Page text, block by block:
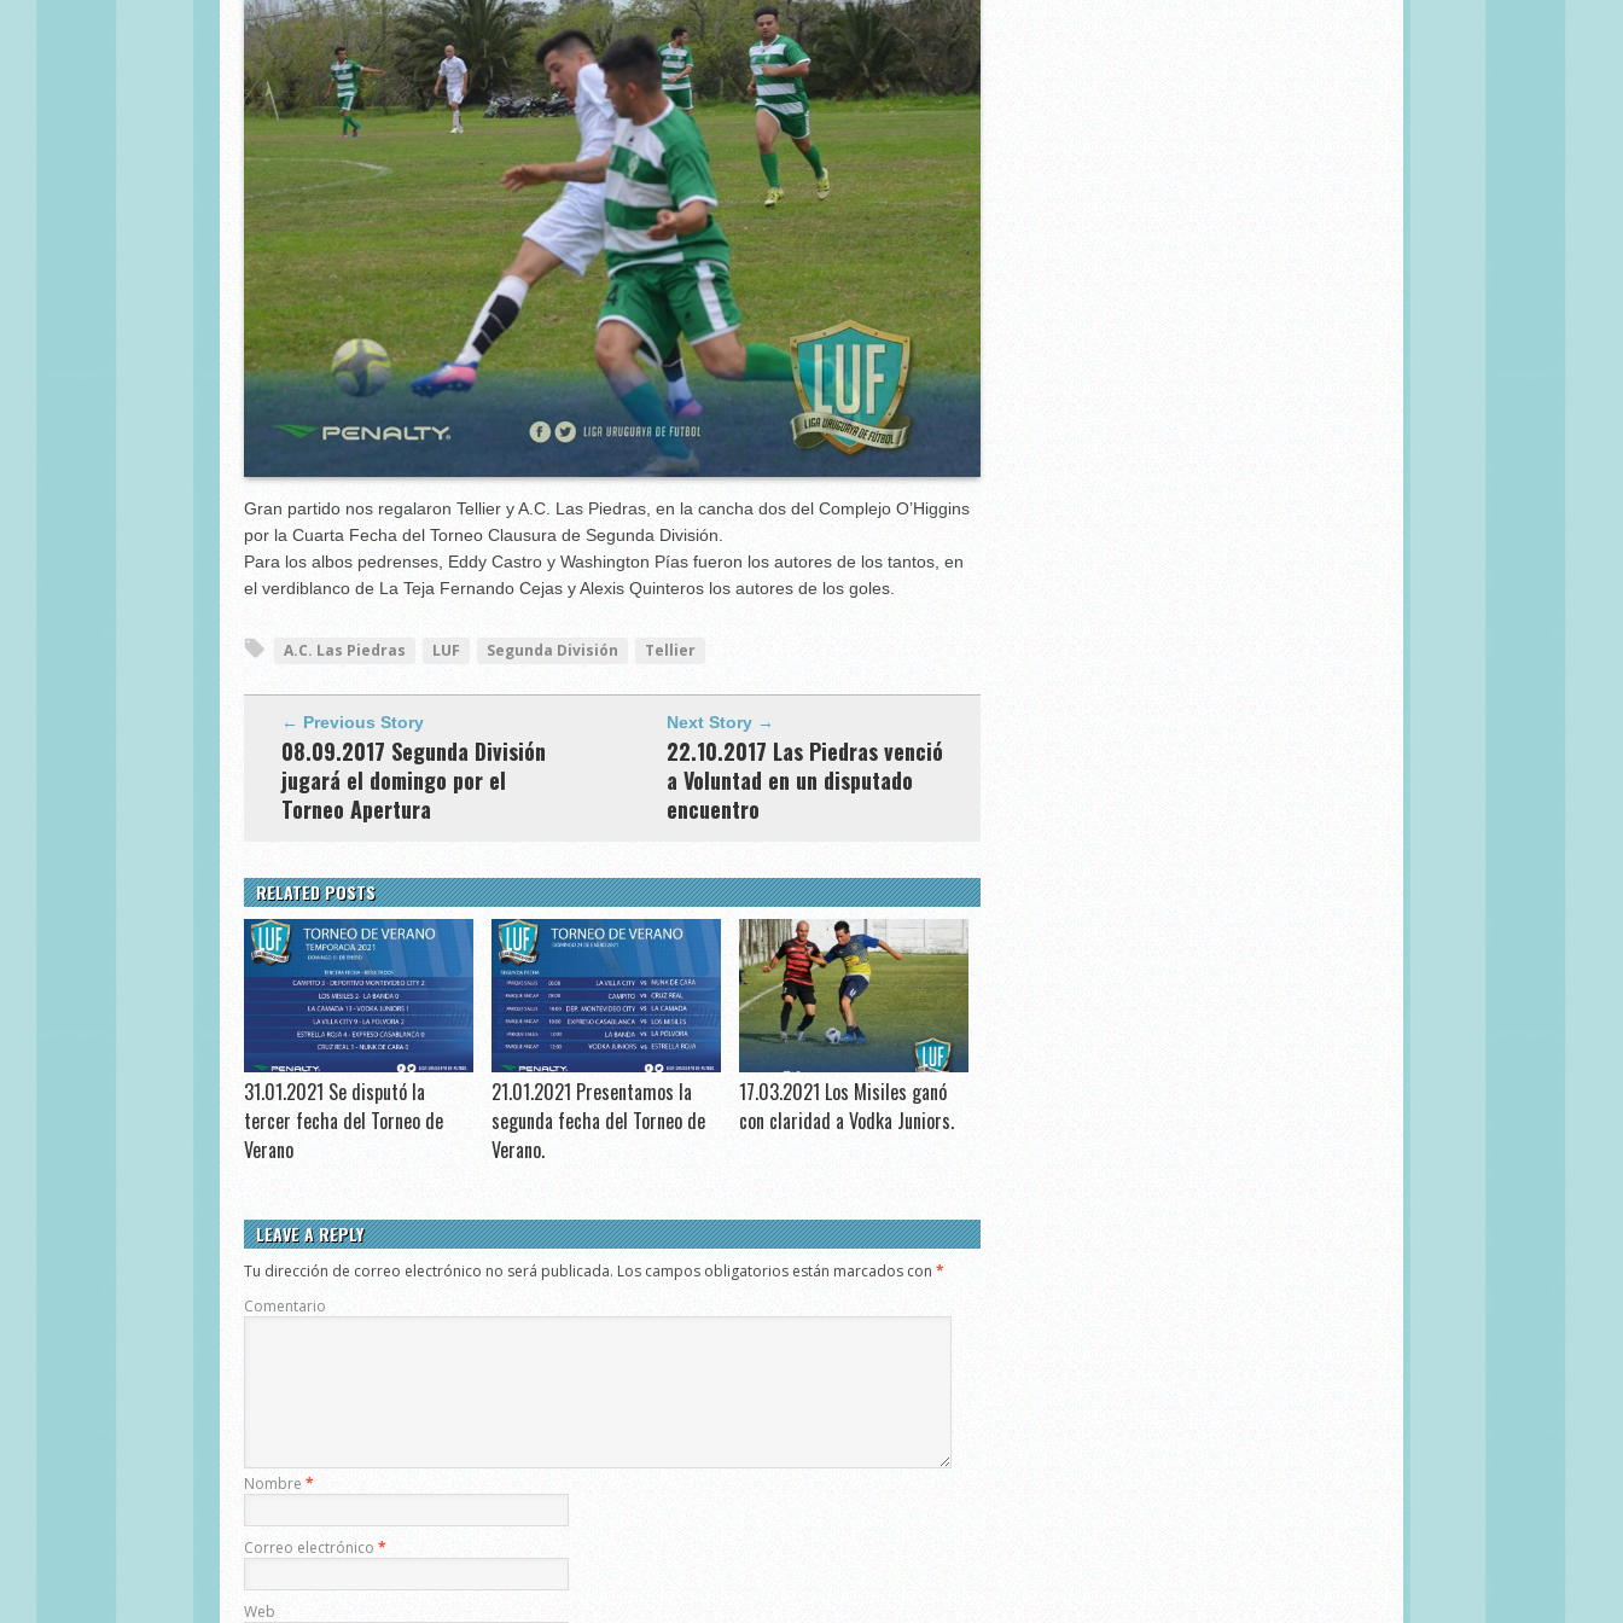
Gran partido nos regalaron Tellier y A.C. Las Piedras, en la cancha dos del Complejo O’Higgins
por la Cuarta Fecha del Torneo Clausura de Segunda División.
Para los albos pedrenses, Eddy Castro y Washington Pías fueron los autores de los tantos, en
el verdiblanco de La Teja Fernando Cejas y Alexis Quinteros los autores de los goles.
A.C. Las Piedras LUF Segunda División Tellier
← Previous Story
08.09.2017 Segunda División
jugará el domingo por el
Torneo Apertura
Next Story →
22.10.2017 Las Piedras venció
a Voluntad en un disputado
encuentro
RELATED POSTS
31.01.2021 Se disputó la
tercer fecha del Torneo de
Verano
21.01.2021 Presentamos la
segunda fecha del Torneo de
Verano.
17.03.2021 Los Misiles ganó
con claridad a Vodka Juniors.
LEAVE A REPLY
Tu dirección de correo electrónico no será publicada. Los campos obligatorios están marcados con *
Comentario
Nombre *
Correo electrónico *
Web